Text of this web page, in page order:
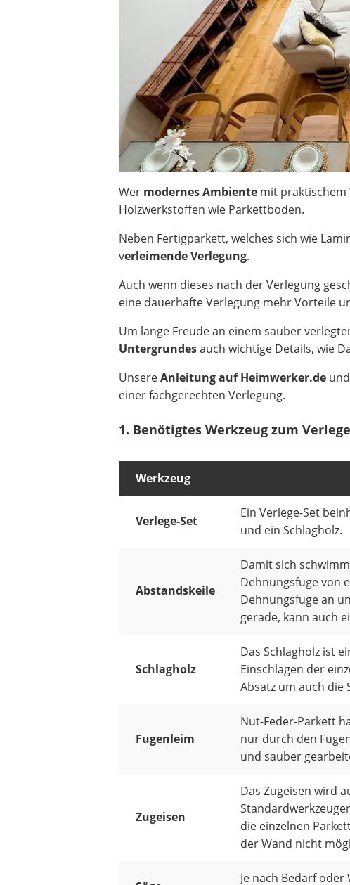
Fensterkontaktschalter
Video-Türsprechanlage
Wer modernes Ambiente mit
Holzwerkstoffen wie Parkettboden.
Neben Fertigparkett, welches sich wie
verleimende Verlegung.
Auch wenn dieses nach der Verlegung
eine dauerhafte Verlegung mehr Vorteile
Um lange Freude an einem sauber
Untergrundesauch wichtige Details, wie
UnsereAnleitung auf Heimwerker.de
einer fachgerechten Verlegung.
1. Benötigtes Werkzeug zum
Werkzeug
Verlege-Set
Ein Verlege-Set
und ein Schlagholz.
Abstandskeile
Damit sich
Dehnungsfuge von
Dehnungsfuge an
gerade, kann auch
Schlagholz
Das Schlagholz ist
Einschlagen der
Absatz um auch die
Fugenleim
Nut-Feder-Parkett
nur durch den
und sauber
Zugeisen
Das Zugeisen wird
die einzelnen
der Wand nicht
Je nach Bedarf